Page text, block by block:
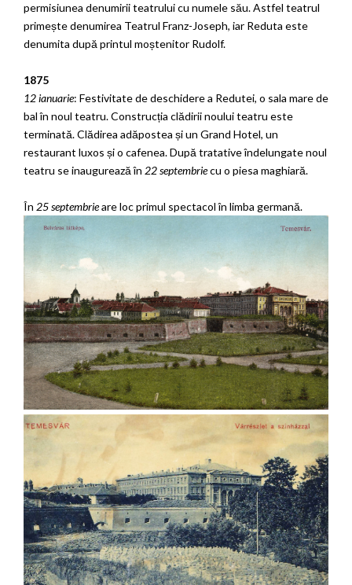
permisiunea denumirii teatrului cu numele său. Astfel teatrul
primește denumirea Teatrul Franz-Joseph, iar Reduta este
denumita după printul moștenitor Rudolf.
1875
12 ianuarie: Festivitate de deschidere a Redutei, o sala mare de
bal în noul teatru. Construcția clădirii noului teatru este
terminată. Clădirea adăpostea și un Grand Hotel, un
restaurant luxos și o cafenea. După tratative îndelungate noul
teatru se inaugurează în 22 septembriecu o piesa maghiară.
În 25 septembrieare loc primul spectacol în limba germană.